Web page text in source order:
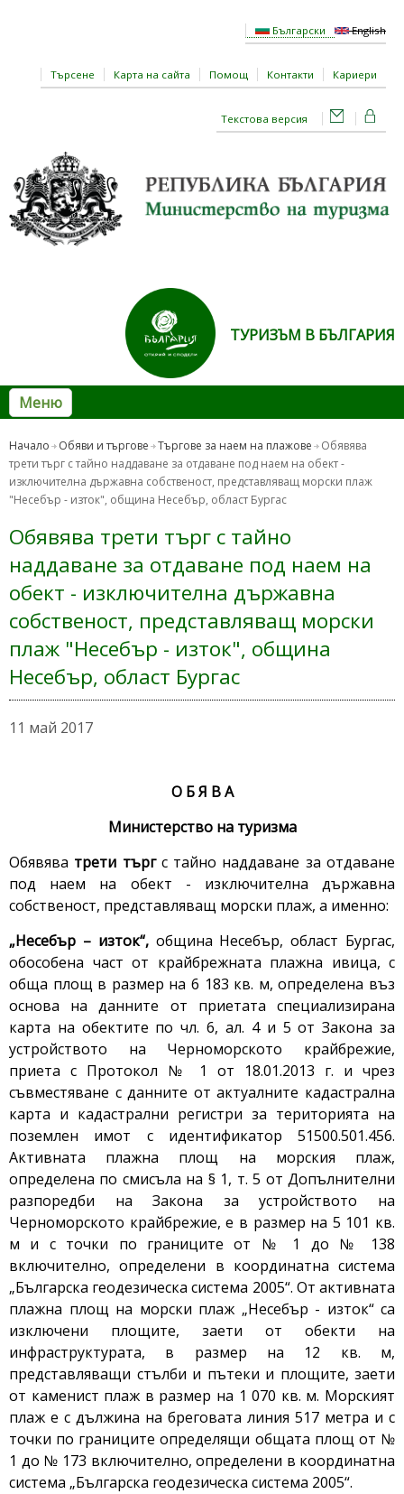
Български English
Търсене Карта на сайта Помощ Контакти Кариери
Текстова версия
ТУРИЗЪМ В БЪЛГАРИЯ
Меню
Начало Обяви и търгове Търгове за наем на плажове
Обявява
трети търг с тайно наддаване за отдаване под наем на обект -
изключителна държавна собственост, представляващ морски плаж
"Несебър - изток", община Несебър, област Бургас
Обявява трети търг с тайно
наддаване за отдаване под наем на
обект - изключителна държавна
собственост, представляващ морски
плаж "Несебър - изток", община
Несебър, област Бургас
11 май 2017
О Б Я В А
Министерство на туризма
Обявява трети търгс тайно наддаване за отдаване
под наем на обект - изключителна държавна
собственост, представляващ морски плаж, а именно:
„Несебър – изток“,община Несебър, област Бургас,
обособена част от крайбрежната плажна ивица, с
обща площ в размер на 6 183 кв. м, определена въз
основа на данните от приетата специализирана
карта на обектите по чл. 6, ал. 4 и 5 от Закона за
устройството на Черноморското крайбрежие,
приета с Протокол № 1 от 18.01.2013 г. и чрез
съвместяване с данните от актуалните кадастрална
карта и кадастрални регистри за територията на
поземлен имот с идентификатор 51500.501.456.
Активната плажна площ на морския плаж,
определена по смисъла на § 1, т. 5 от Допълнителни
разпоредби на Закона за устройството на
Черноморското крайбрежие, е в размер на 5 101 кв.
м и с точки по границите от № 1 до № 138
включително, определени в координатна система
„Българска геодезическа система 2005“. От активната
плажна площ на морски плаж „Несебър - изток“ са
изключени площите, заети от обекти на
инфраструктурата, в размер на 12 кв. м,
представляващи стълби и пътеки и площите, заети
от каменист плаж в размер на 1 070 кв. м. Морският
плаж е с дължина на бреговата линия 517 метра и с
точки по границите определящи общата площ от №
1 до № 173 включително, определени в координатна
система „Българска геодезическа система 2005“.